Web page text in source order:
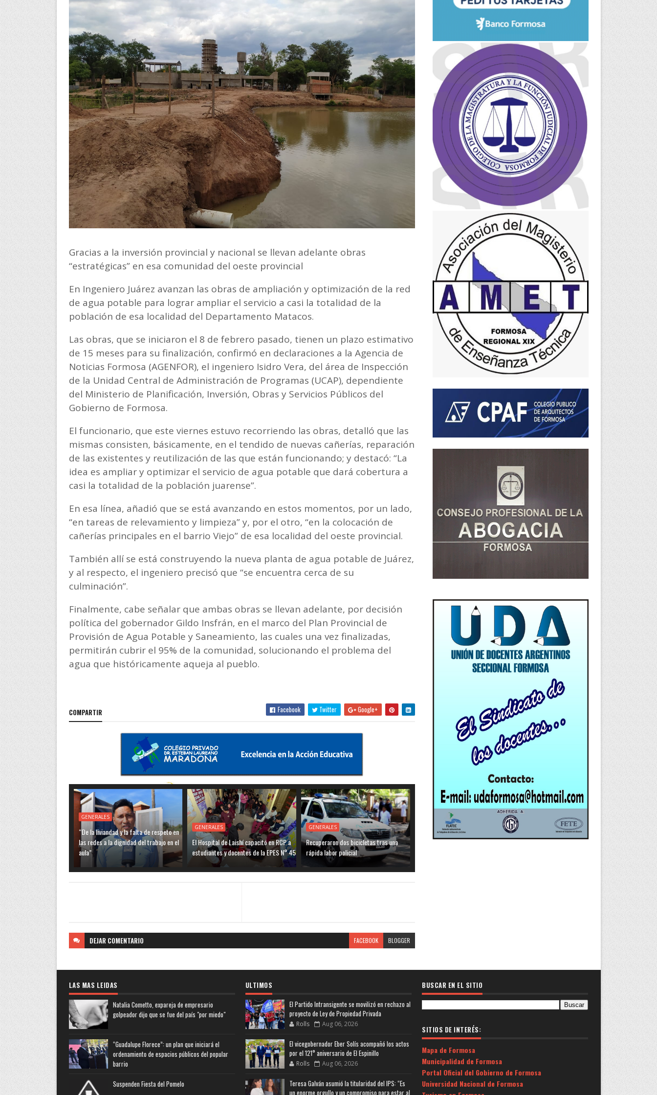
Gracias a la inversión provincial y nacional se llevan adelante obras
“estratégicas” en esa comunidad del oeste provincial
En Ingeniero Juárez avanzan las obras de ampliación y optimización de la red
de agua potable para lograr ampliar el servicio a casi la totalidad de la
población de esa localidad del Departamento Matacos.
Las obras, que se iniciaron el 8 de febrero pasado, tienen un plazo estimativo
de 15 meses para su finalización, confirmó en declaraciones a la Agencia de
Noticias Formosa (AGENFOR), el ingeniero Isidro Vera, del área de Inspección
de la Unidad Central de Administración de Programas (UCAP), dependiente
del Ministerio de Planificación, Inversión, Obras y Servicios Públicos del
Gobierno de Formosa.
El funcionario, que este viernes estuvo recorriendo las obras, detalló que las
mismas consisten, básicamente, en el tendido de nuevas cañerías, reparación
de las existentes y reutilización de las que están funcionando; y destacó: “La
idea es ampliar y optimizar el servicio de agua potable que dará cobertura a
casi la totalidad de la población juarense”.
En esa línea, añadió que se está avanzando en estos momentos, por un lado,
“en tareas de relevamiento y limpieza” y, por el otro, “en la colocación de
cañerías principales en el barrio Viejo” de esa localidad del oeste provincial.
También allí se está construyendo la nueva planta de agua potable de Juárez,
y al respecto, el ingeniero precisó que “se encuentra cerca de su
culminación”.
Finalmente, cabe señalar que ambas obras se llevan adelante, por decisión
política del gobernador Gildo Insfrán, en el marco del Plan Provincial de
Provisión de Agua Potable y Saneamiento, las cuales una vez finalizadas,
permitirán cubrir el 95% de la comunidad, solucionando el problema del
agua que históricamente aqueja al pueblo.
COMPARTIR Facebook Twitter Google+
GENERALES
“De la liviandad y la falta de respeto en
las redes a la dignidad del trabajo en el
aula”
GENERALES
El Hospital de Laishí capacitó en RCP a
estudiantes y docentes de la EPES N° 45
GENERALES
Recuperaron dos bicicletas tras una
rápida labor policial
DEJAR COMENTARIO FACEBOOK BLOGGER
LAS MAS LEIDAS
Natalia Cometto, expareja de empresario
golpeador dijo que se fue del país "por miedo"
“Guadalupe Florece”: un plan que iniciará el
ordenamiento de espacios públicos del popular
barrio
Suspenden Fiesta del Pomelo
ULTIMOS
El Partido Intransigente se movilizó en rechazo al
proyecto de Ley de Propiedad Privada
Rolls Aug 06, 2026
El vicegobernador Eber Solís acompañó los actos
por el 121° aniversario de El Espinillo
Rolls Aug 06, 2026
Teresa Galván asumió la titularidad del IPS: “Es
un enorme orgullo y un compromiso para estar al
BUSCAR EN EL SITIO
SITIOS DE INTERÉS:
Mapa de Formosa
Municipalidad de Formosa
Portal Oficial del Gobierno de Formosa
Universidad Nacional de Formosa